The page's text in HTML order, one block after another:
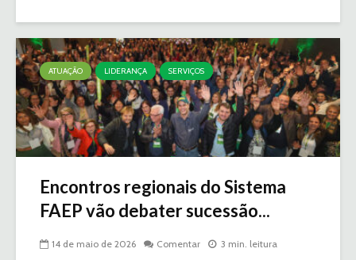
ATUAÇÃO LIDERANÇA SERVIÇOS
Encontros regionais do Sistema
FAEP vão debater sucessão...
14 de maio de 2026 Comentar 3 min. leitura